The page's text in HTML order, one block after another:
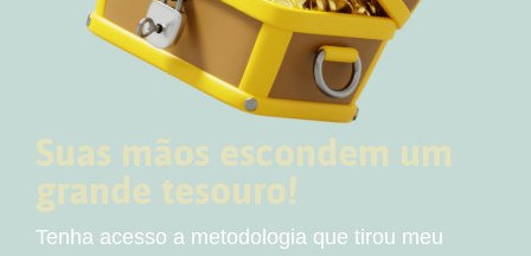
Suas mãos escondem um
grande tesouro!
Tenha acesso a metodologia que tirou meu